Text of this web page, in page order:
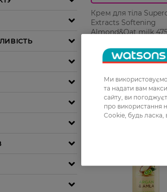
Крем для тіла
Extracts Softening
Almond&Oat milk
187,49 ГРН
Ми
та надати вам
сайту, ви
про використання
Cookie, будь ласка,